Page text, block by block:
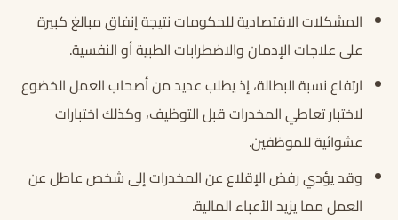
المشكلات الاقتصادية للحكومات نتيجة إنفاق مبالغ كبيرة
على علاجات الإدمان والاضطرابات الطبية أو النفسية.
ارتفاع نسبة البطالة، إذ يطلب عديد من أصحاب العمل الخضوع
لاختبار تعاطي المخدرات قبل التوظيف، وكذلك اختبارات
عشوائية للموظفين.
وقد يؤدي رفض الإقلاع عن المخدرات إلى شخص عاطل عن
العمل مما يزيد الأعباء المالية.